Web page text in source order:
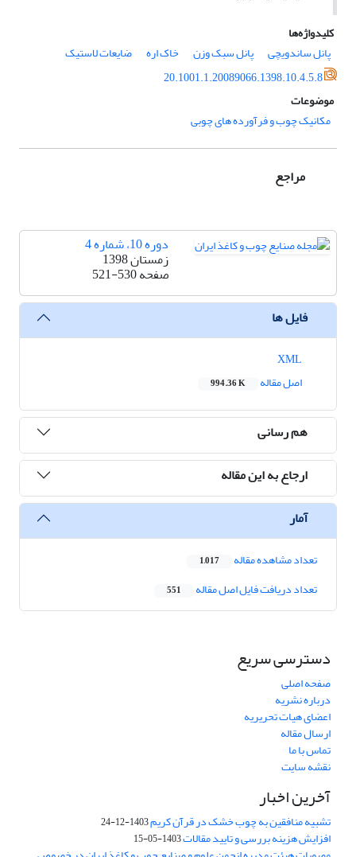
کلیدواژه‌ها
پانل ساندویچی
پانل سبک وزن خاک اره
ضایعات لاستیک
20.1001.1.20089066.1398.10.4.5.8
موضوعات
مکانیک چوب و فرآورده های چوبی
مراجع
دوره 10، شماره 4
زمستان 1398
صفحه521-530
فایل ها
اصل مقاله
994.36 K
هم رسانی
ارجاع به این مقاله
آمار
تعداد مشاهده مقاله 1,017
تعداد دریافت فایل اصل مقاله 551
دسترسی سریع
صفحه اصلی
درباره نشریه
اعضای هیات تحریریه
ارسال مقاله
تماس با ما
نقشه سایت
آخرین اخبار
تشبیه منافقین به چوب خشک در قرآن کریم1403-12-24
افزایش هزینه بررسی و تایید مقالات1403-05-15